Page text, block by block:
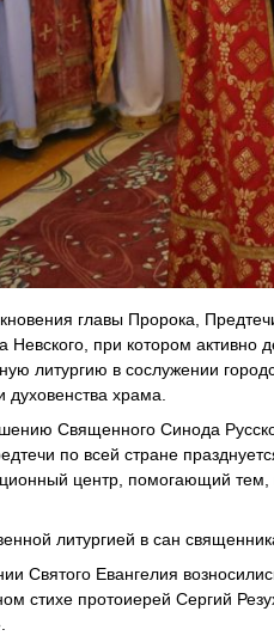
главы Пророка,
Невского, при котором активно
литургию в сослужении
духовенства храма.
Священного Синода
по всей стране
центр, помогающий тем,
литургией в сан
Святого Евангелия
стихе протоиерей Сергий